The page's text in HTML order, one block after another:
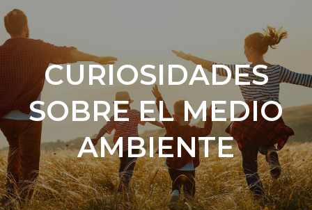
CURIOSIDADES
SOBRE EL MEDIO
AMBIENTE